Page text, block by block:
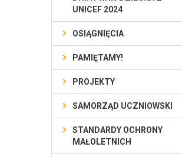
UNICEF 2024
OSIĄGNIĘCIA
PAMIĘTAMY!
PROJEKTY
SAMORZĄD UCZNIOWSKI
STANDARDY OCHRONY
MAŁOLETNICH